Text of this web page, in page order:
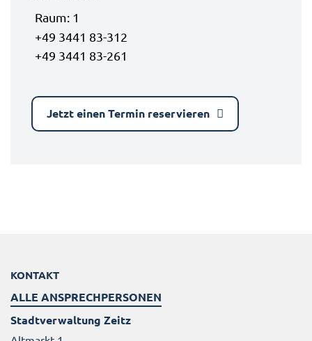
Raum: 1
+49 3441 83-312
+49 3441 83-261
Jetzt einen Termin reservieren
KONTAKT
ALLE ANSPRECHPERSONEN
Stadtverwaltung Zeitz